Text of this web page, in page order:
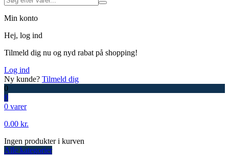
Min konto
Hej, log ind
Tilmeld dig nu og nyd rabat på shopping!
Log ind
Ny kunde? Tilmeld dig
0
0
0 varer
0.00 kr.
Ingen produkter i kurven
Alle kategorier